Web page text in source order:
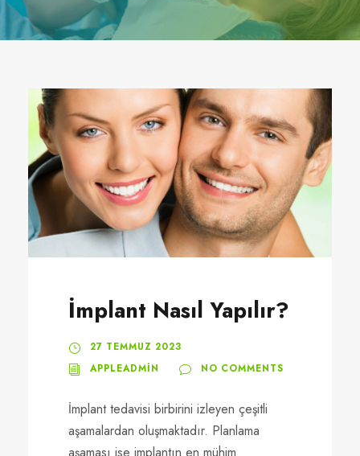
İmplant Nasıl Yapılır?
27 TEMMUZ 2023
APPLEADMIN
NO COMMENTS
İmplant tedavisi birbirini izleyen çeşitli
aşamalardan oluşmaktadır. Planlama